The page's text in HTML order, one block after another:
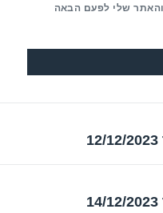
שלי לפעם הבאה